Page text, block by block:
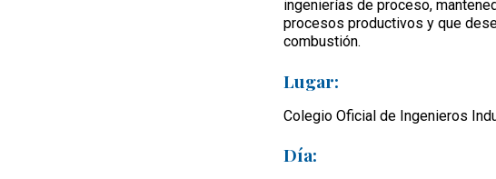
ingenierías de proceso,
procesos productivos y que
combustión.
Lugar:
Colegio Oficial de Ingenieros
Día: